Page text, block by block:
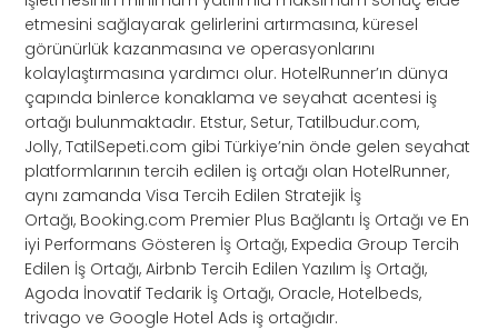
etmesini sağlayarak gelirlerini artırmasına, küresel
görünürlük kazanmasına ve operasyonlarını
kolaylaştırmasına yardımcı olur. HotelRunner’ın dünya
çapında binlerce konaklama ve seyahat acentesi iş
ortağı bulunmaktadır. Etstur, Setur, Tatilbudur.com,
Jolly, TatilSepeti.com gibi Türkiye’nin önde gelen seyahat
platformlarının tercih edilen iş ortağı olan HotelRunner,
aynı zamanda Visa Tercih Edilen Stratejik İş
Ortağı, Booking.com Premier Plus Bağlantı İş Ortağı ve En
iyi Performans Gösteren İş Ortağı, Expedia Group Tercih
Edilen İş Ortağı, Airbnb Tercih Edilen Yazılım İş Ortağı,
Agoda İnovatif Tedarik İş Ortağı, Oracle, Hotelbeds,
trivago ve Google Hotel Ads iş ortağıdır.